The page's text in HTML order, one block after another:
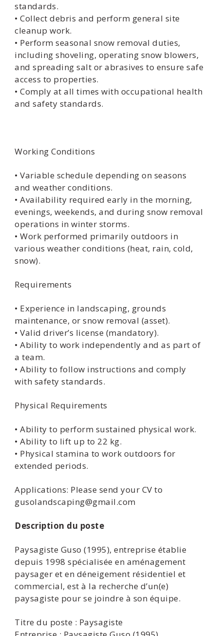
standards.
• Collect debris and perform general site
cleanup work.
• Perform seasonal snow removal duties,
including shoveling, operating snow blowers,
and spreading salt or abrasives to ensure safe
access to properties.
• Comply at all times with occupational health
and safety standards.
Working Conditions
• Variable schedule depending on seasons
and weather conditions.
• Availability required early in the morning,
evenings, weekends, and during snow removal
operations in winter storms.
• Work performed primarily outdoors in
various weather conditions (heat, rain, cold,
snow).
Requirements
• Experience in landscaping, grounds
maintenance, or snow removal (asset).
• Valid driver’s license (mandatory).
• Ability to work independently and as part of
a team.
• Ability to follow instructions and comply
with safety standards.
Physical Requirements
• Ability to perform sustained physical work.
• Ability to lift up to 22 kg.
• Physical stamina to work outdoors for
extended periods.
Applications: Please send your CV to
gusolandscaping@gmail.com
Description du poste
Paysagiste Guso (1995), entreprise établie
depuis 1998 spécialisée en aménagement
paysager et en déneigement résidentiel et
commercial, est à la recherche d’un(e)
paysagiste pour se joindre à son équipe.
Titre du poste : Paysagiste